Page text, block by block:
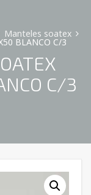
Manteles soatex
BLANCO C/3
C/3